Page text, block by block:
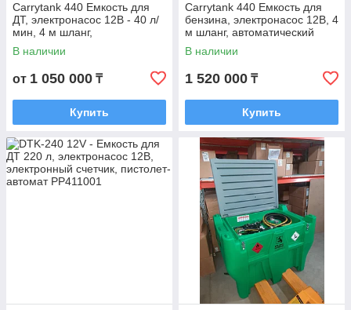
Carrytank 440 Емкость для
ДТ, электронасос 12В - 40 л/
мин, 4 м шланг,
автоматический пистолет
В наличии
от 1 050 000 ₸
Купить
Carrytank 440 Емкость для
бензина, электронасос 12В, 4
м шланг, автоматический
пистолет
В наличии
1 520 000 ₸
Купить